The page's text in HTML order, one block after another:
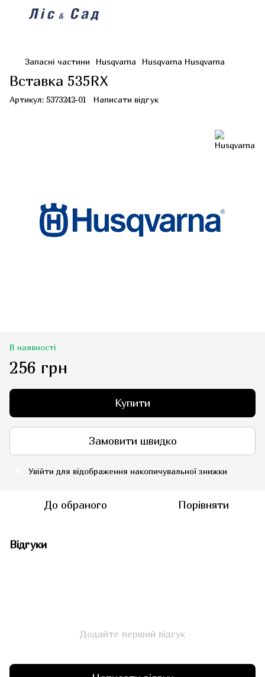
Запасні частини Husqvarna Husqvarna Husqvarna
Вставка 535RX
Артикул: 5373242-01 Написати відгук
В наявності
256 грн
Купити
Замовити швидко
Увійти для відображення накопичувальної знижки
До обраного Порівняти
Відгуки
Додайте перший відгук